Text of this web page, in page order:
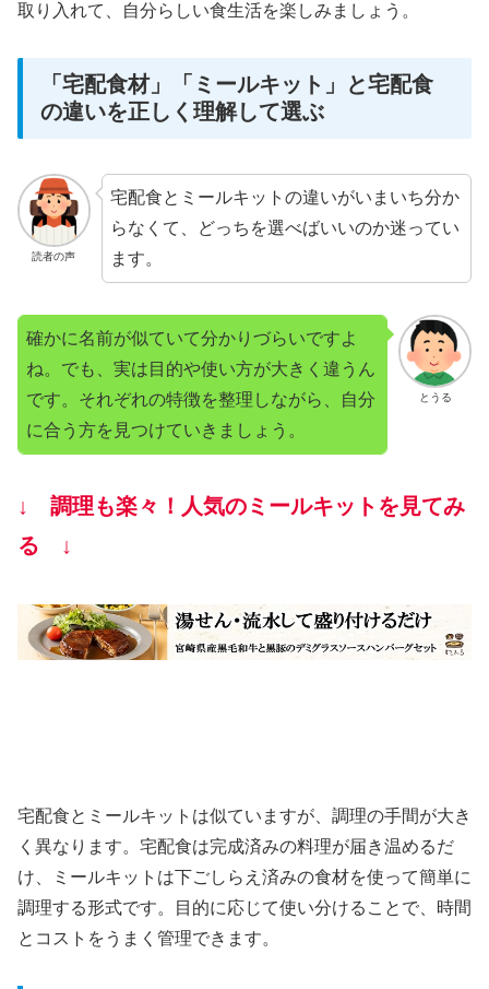
取り入れて、自分らしい食生活を楽しみましょう。
「宅配食材」「ミールキット」と宅配食
の違いを正しく理解して選ぶ
読者の声
宅配食とミールキットの違いがいまいち分か
らなくて、どっちを選べばいいのか迷ってい
ます。
とうる
確かに名前が似ていて分かりづらいですよ
ね。でも、実は目的や使い方が大きく違うん
です。それぞれの特徴を整理しながら、自分
に合う方を見つけていきましょう。
↓ 調理も楽々！人気のミールキットを見てみ
る ↓
宅配食とミールキットは似ていますが、調理の手間が大き
く異なります。宅配食は完成済みの料理が届き温めるだ
け、ミールキットは下ごしらえ済みの食材を使って簡単に
調理する形式です。目的に応じて使い分けることで、時間
とコストをうまく管理できます。